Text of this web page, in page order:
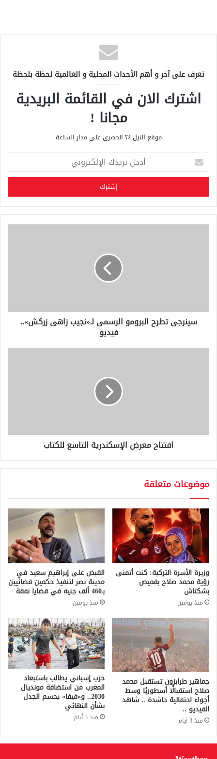
تعرف على آخر و أهم الأحداث المحلية و العالمية لحظة بلحظة
اشترك الان في القائمة البريدية
مجانا !
موقع النيل ٢٤ الحصري علي مدار الساعة
خ
ب
ر
ي
د
ر
سينرجى تطرح البرومو الرسمى لـ«نجيب زاهى زركش»..
فيديو
افتتاح معرض الإسكندرية التاسع للكتاب
موضوعات متعلقة
وزيرة الأسرة التركية: كنت أتمنى
رؤية محمد صلاح بقميص
بشكتاش
منذ يومين
القبض على إبراهيم سعيد في
مدينة نصر لتنفيذ حكمين قضائيين
بـ460 ألف جنيه في قضايا نفقة
منذ يومين
جماهير طرابزون تستقبل محمد
صلاح استقبالًا أسطوريًا وسط
أجواء احتفالية حاشدة .. شاهد
الفيديو ..
منذ 3 أيام
حزب إسباني يطالب باستبعاد
المغرب من استضافة مونديال
2030.. و«فيفا» يحسم الجدل
بشأن النهائي
منذ 3 أيام